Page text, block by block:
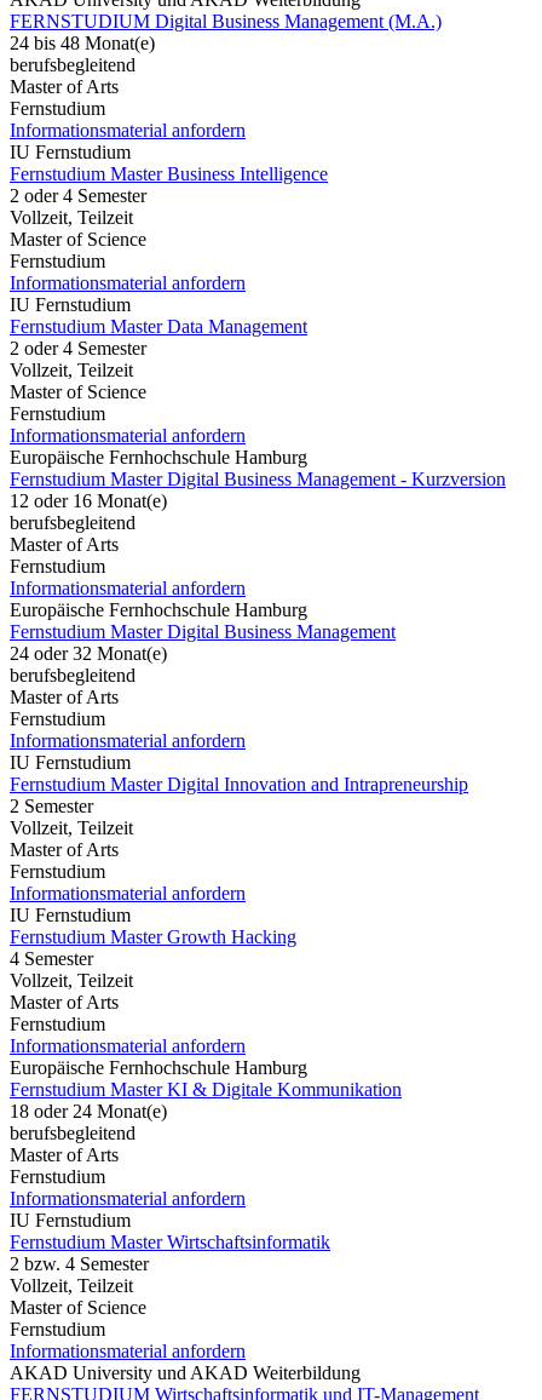
FERNSTUDIUM Digital Business Management (M.A.)
24 bis 48 Monat(e)
berufsbegleitend
Master of Arts
Fernstudium
Informationsmaterial anfordern
IU Fernstudium
Fernstudium Master Business Intelligence
2 oder 4 Semester
Vollzeit, Teilzeit
Master of Science
Fernstudium
Informationsmaterial anfordern
IU Fernstudium
Fernstudium Master Data Management
2 oder 4 Semester
Vollzeit, Teilzeit
Master of Science
Fernstudium
Informationsmaterial anfordern
Europäische Fernhochschule Hamburg
Fernstudium Master Digital Business Management - Kurzversion
12 oder 16 Monat(e)
berufsbegleitend
Master of Arts
Fernstudium
Informationsmaterial anfordern
Europäische Fernhochschule Hamburg
Fernstudium Master Digital Business Management
24 oder 32 Monat(e)
berufsbegleitend
Master of Arts
Fernstudium
Informationsmaterial anfordern
IU Fernstudium
Fernstudium Master Digital Innovation and Intrapreneurship
2 Semester
Vollzeit, Teilzeit
Master of Arts
Fernstudium
Informationsmaterial anfordern
IU Fernstudium
Fernstudium Master Growth Hacking
4 Semester
Vollzeit, Teilzeit
Master of Arts
Fernstudium
Informationsmaterial anfordern
Europäische Fernhochschule Hamburg
Fernstudium Master KI & Digitale Kommunikation
18 oder 24 Monat(e)
berufsbegleitend
Master of Arts
Fernstudium
Informationsmaterial anfordern
IU Fernstudium
Fernstudium Master Wirtschaftsinformatik
2 bzw. 4 Semester
Vollzeit, Teilzeit
Master of Science
Fernstudium
Informationsmaterial anfordern
AKAD University und AKAD Weiterbildung
FERNSTUDIUM Wirtschaftsinformatik und IT-Management